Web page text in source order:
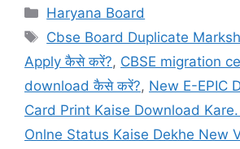
Categories
Haryana Board
Tags
Cbse Board Duplicate
Apply कैसे करें?, CBSE migration
download कैसे करें?, New E-EPIC
Card Print Kaise Download Kare.
Onlne Status Kaise Dekhe New